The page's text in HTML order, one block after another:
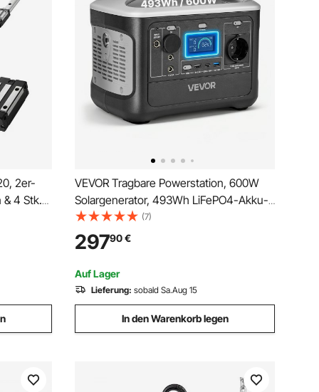
2er-
& 4 Stk.
VEVOR Tragbare Powerstation, 600W
Solargenerator, 493Wh LiFePO4-Akku-
Backup mit 7 Ausgängen, Geeignet für
Notfälle zu Hause, Camping im Freien,
Wohnmobilreisen (Solarpanel NICHT
Enthalten)
(7)
29790€
Auf Lager
Lieferung: sobald Sa.Aug 15
In den Warenkorb legen